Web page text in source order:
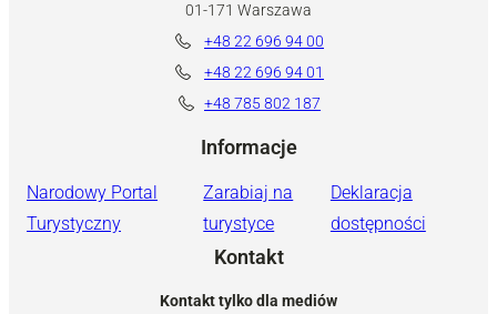
01-171 Warszawa
+48 22 696 94 00
+48 22 696 94 01
+48 785 802 187
Informacje
Narodowy Portal
Turystyczny
Zarabiaj na
turystyce
Deklaracja
dostępności
Kontakt
Kontakt tylko dla mediów